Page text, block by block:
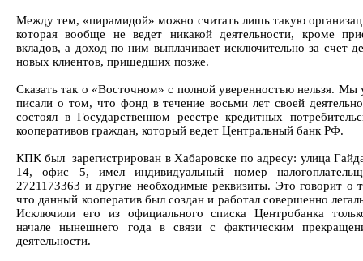
Между тем, «пирамидой» можно считать лишь такую
которая вообще не ведет никакой деятельности, кроме
вкладов, а доход по ним выплачивает исключительно за счет
новых клиентов, пришедших позже.
Сказать так о «Восточном» с полной уверенностью нельзя. Мы
писали о том, что фонд в течение восьми лет своей
состоял в Государственном реестре кредитных
кооперативов граждан, который ведет Центральный банк РФ.
КПК был зарегистрирован в Хабаровске по адресу: улица
14, офис 5, имел индивидуальный номер
2721173363 и другие необходимые реквизиты. Это говорит о
что данный кооператив был создан и работал совершенно
Исключили его из официального списка Центробанка
начале нынешнего года в связи с фактическим
деятельности.